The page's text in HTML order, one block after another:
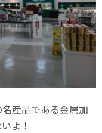
産品である金属加
よ！